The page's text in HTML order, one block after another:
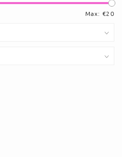
Max: €20